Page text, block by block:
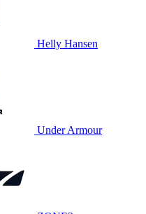
Helly Hansen
Under Armour